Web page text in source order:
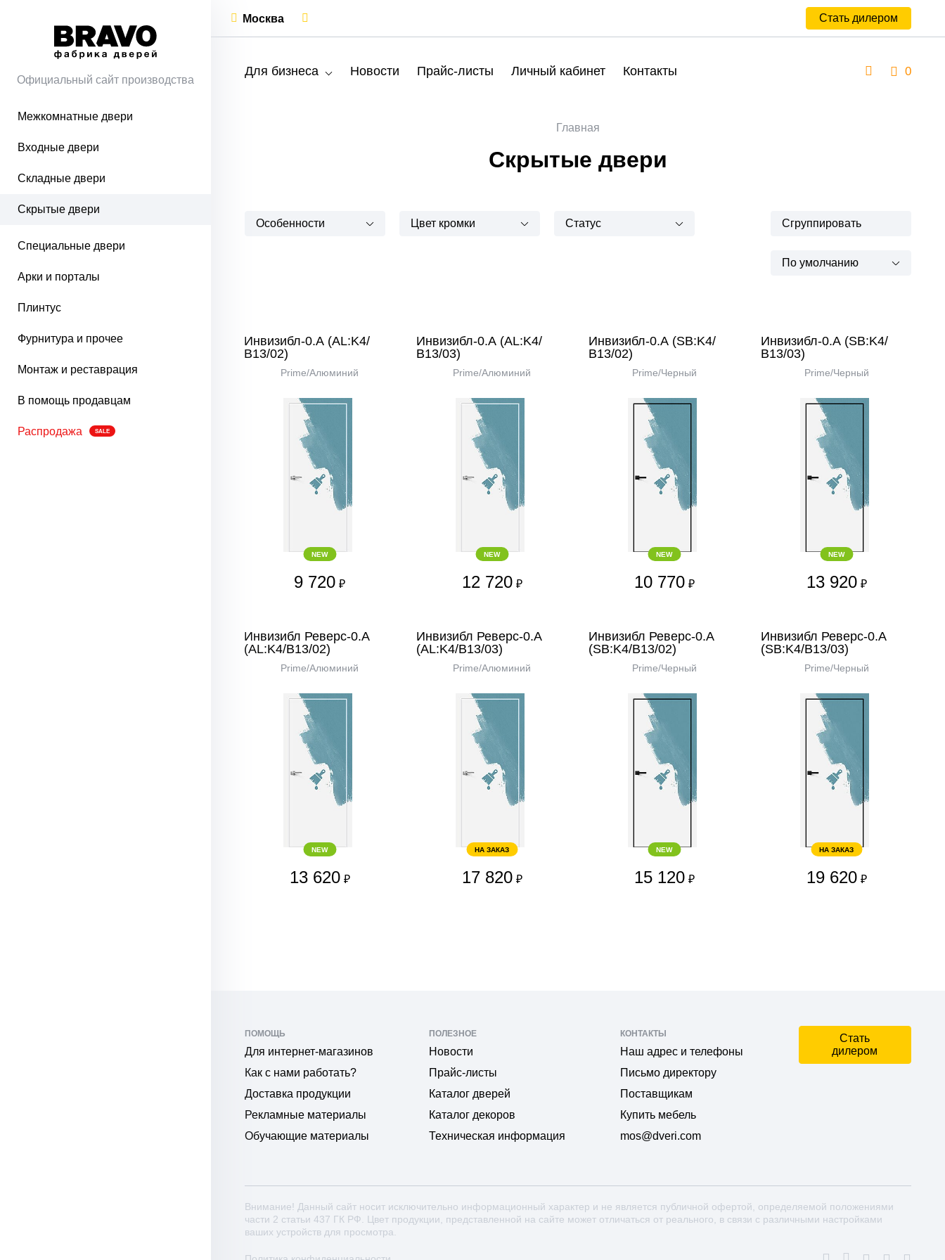
Официальный сайт производства
Межкомнатные двери
Входные двери
Складные двери
Скрытые двери
Специальные двери
Арки и порталы
Плинтус
Фурнитура и прочее
Монтаж и реставрация
В помощь продавцам
Распродажа SALE
Москва Стать дилером
Для бизнеса Новости Прайс-листы Личный кабинет Контакты 0
Главная
Скрытые двери
Особенности Цвет кромки Статус Сгруппировать
По умолчанию
Инвизибл-0.А (AL:K4/
В13/02)
Prime/Алюминий
NEW
9 720 ₽
Инвизибл-0.А (AL:K4/
В13/03)
Prime/Алюминий
NEW
12 720 ₽
Инвизибл-0.А (SB:K4/
В13/02)
Prime/Черный
NEW
10 770 ₽
Инвизибл-0.А (SB:K4/
В13/03)
Prime/Черный
NEW
13 920 ₽
Инвизибл Реверс-0.А
(AL:K4/В13/02)
Prime/Алюминий
NEW
13 620 ₽
Инвизибл Реверс-0.А
(AL:K4/В13/03)
Prime/Алюминий
НА ЗАКАЗ
17 820 ₽
Инвизибл Реверс-0.А
(SB:K4/В13/02)
Prime/Черный
NEW
15 120 ₽
Инвизибл Реверс-0.А
(SB:K4/В13/03)
Prime/Черный
НА ЗАКАЗ
19 620 ₽
ПОМОЩЬ
Для интернет-магазинов
Как с нами работать?
Доставка продукции
Рекламные материалы
Обучающие материалы
ПОЛЕЗНОЕ
Новости
Прайс-листы
Каталог дверей
Каталог декоров
Техническая информация
КОНТАКТЫ
Наш адрес и телефоны
Письмо директору
Поставщикам
Купить мебель
mos@dveri.com
Стать
дилером
Внимание! Данный сайт носит исключительно информационный характер и не является публичной офертой, определяемой положениями
части 2 статьи 437 ГК РФ. Цвет продукции, представленной на сайте может отличаться от реального, в связи с различными настройками
ваших устройств для просмотра.